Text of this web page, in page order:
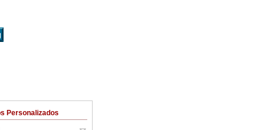
Personalizados